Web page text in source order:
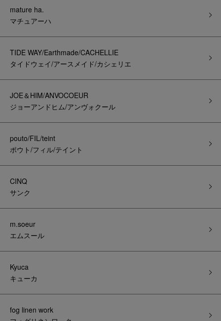
mature ha.
マチュアーハ
TIDE WAY/Earthmade/CACHELLIE
タイドウェイ/アースメイド/カシェリエ
JOE＆HIM/ANVOCOEUR
ジョーアンドヒム/アンヴォクール
pouto/FIL/teint
ポウト/フィル/テイント
CINQ
サンク
m.soeur
エムスール
Kyuca
キューカ
fog linen work